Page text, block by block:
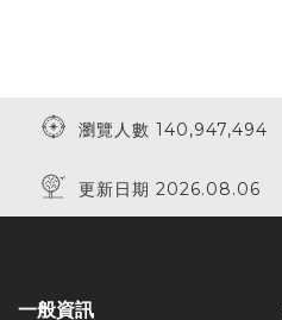
瀏覽人數 140,947,494
更新日期 2026.08.06
一般資訊